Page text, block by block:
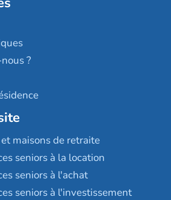
Villa Médicis
?
maisons de retraite
seniors à la location
seniors à l'achat
seniors à l'investissement